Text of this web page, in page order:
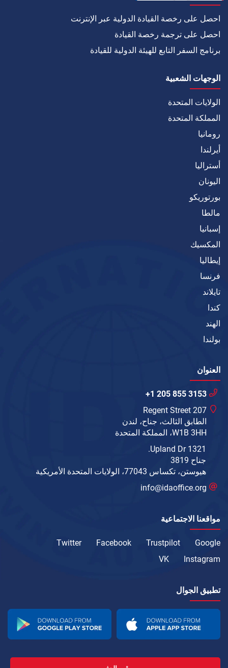
احصل على رخصة القيادة الدولية عبر الإنترنت
احصل على ترجمة رخصة القيادة
برنامج السفر التابع للهيئة الدولية للقيادة
الوجهات الشعبية
الولايات المتحدة
المملكة المتحدة
رومانيا
أيرلندا
أستراليا
اليونان
بورتوريكو
مالطا
إسبانيا
المكسيك
إيطاليا
فرنسا
تايلاند
كندا
الهند
بولندا
العنوان
+1 205 855 3153
207 Regent Street
الطابق الثالث، جناح، لندن
W1B 3HH، المملكة المتحدة
1321 Upland Dr.
جناح 3819
هيوستن، تكساس 77043، الولايات المتحدة الأمريكية
info@idaoffice.org
مواقعنا الاجتماعية
Google
Trustpilot
Facebook
Twitter
Instagram
VK
تطبيق الجوال